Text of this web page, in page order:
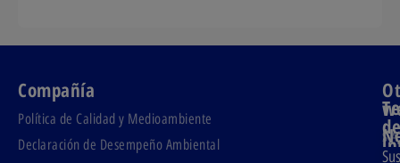
Compañía
Política de Calidad y Medioambiente
Declaración de Desempeño Ambiental
S.A.
de